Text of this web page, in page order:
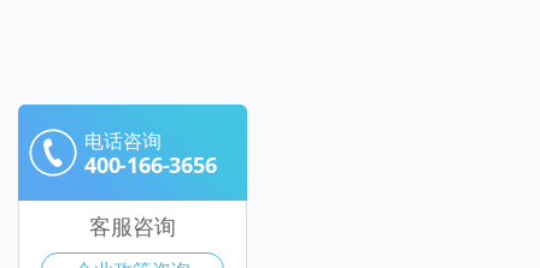
电话咨询
400-166-3656
客服咨询